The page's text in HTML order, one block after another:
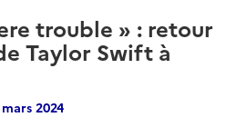
trouble » : retour
Taylor Swift à
mars 2024